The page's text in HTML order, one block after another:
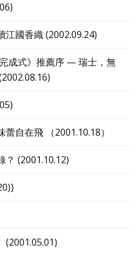
國香織 (2002.09.24)
成式》推薦序 — 瑞士，無
自在飛 （2001.10.18）
？ (2001.10.12)
(2001.05.01)